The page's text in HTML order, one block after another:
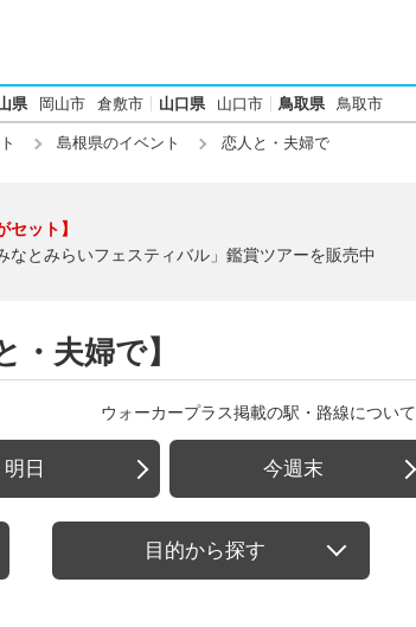
県 岡山市 倉敷市 山口県 山口市 鳥取県 鳥取市
島根県のイベント 恋人と・夫婦で
セット】
なとみらいフェスティバル」鑑賞ツアーを販売中
夫婦で】
ウォーカープラス掲載の駅・路線について
明日 今週末
目的から探す